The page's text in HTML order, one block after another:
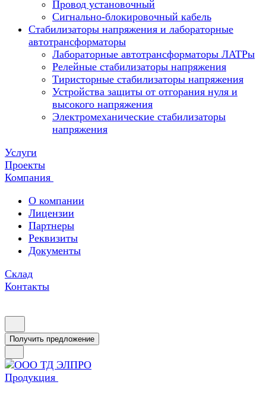
Провод установочный
Сигнально-блокировочный кабель
Стабилизаторы напряжения и лабораторные
автотрансформаторы
Лабораторные автотрансформаторы ЛАТРы
Релейные стабилизаторы напряжения
Тиристорные стабилизаторы напряжения
Устройства защиты от отгорания нуля и
высокого напряжения
Электромеханические стабилизаторы
напряжения
Услуги
Проекты
Компания
О компании
Лицензии
Партнеры
Реквизиты
Документы
Склад
Контакты
Получить предложение
Продукция